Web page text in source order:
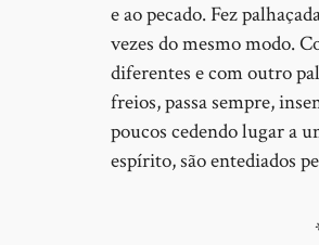
e ao pecado. Fez
vezes do mesmo modo.
diferentes e com outro
freios, passa sempre,
poucos cedendo lugar a
espírito, são entediados
* *